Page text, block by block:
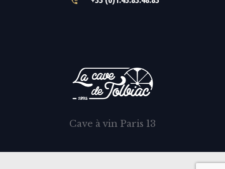
Cave à vin Paris 13